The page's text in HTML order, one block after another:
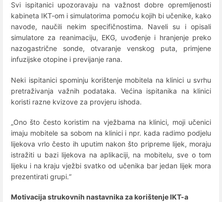
Svi ispitanici upozoravaju na važnost dobre opremljenosti
kabineta IKT-om i simulatorima pomoću kojih bi učenike, kako
navode, naučili nekim specifičnostima. Naveli su i opisali
simulatore za reanimaciju, EKG, uvođenje i hranjenje preko
nazogastrične sonde, otvaranje venskog puta, primjene
infuzijske otopine i previjanje rana.
Neki ispitanici spominju korištenje mobitela na klinici u svrhu
pretraživanja važnih podataka. Većina ispitanika na klinici
koristi razne kvizove za provjeru ishoda.
„Ono što često koristim na vježbama na klinici, moji učenici
imaju mobitele sa sobom na klinici i npr. kada radimo podjelu
lijekova vrlo često ih uputim nakon što pripreme lijek, moraju
istražiti u bazi lijekova na aplikaciji, na mobitelu, sve o tom
lijeku i na kraju vježbi svatko od učenika bar jedan lijek mora
prezentirati grupi.“
Motivacija strukovnih nastavnika za korištenje IKT-a